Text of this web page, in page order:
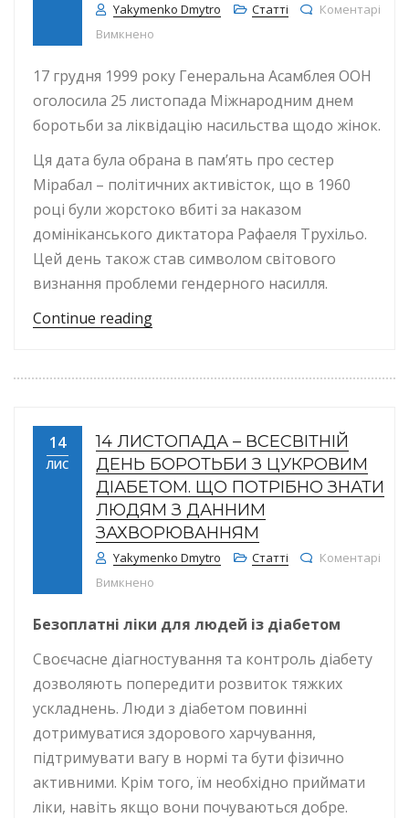
Yakymenko Dmytro Статті
Коментарі
Вимкнено
17 грудня 1999 року Генеральна Асамблея ООН
оголосила 25 листопада Міжнародним днем
боротьби за ліквідацію насильства щодо жінок.
Ця дата була обрана в пам’ять про сестер
Мірабал – політичних активісток, що в 1960
році були жорстоко вбиті за наказом
домініканського диктатора Рафаеля Трухільо.
Цей день також став символом світового
визнання проблеми гендерного насилля.
Continue reading“25 листопада – Міжнародний
14
ЛИС
14 ЛИСТОПАДА – ВСЕСВІТНІЙ
ДЕНЬ БОРОТЬБИ З ЦУКРОВИМ
ДІАБЕТОМ. ЩО ПОТРІБНО ЗНАТИ
ЛЮДЯМ З ДАННИМ
ЗАХВОРЮВАННЯМ
Yakymenko Dmytro Статті
Коментарі
Вимкнено
Безоплатні ліки для людей із діабетом
Своєчасне діагностування та контроль діабету
дозволяють попередити розвиток тяжких
ускладнень. Люди з діабетом повинні
дотримуватися здорового харчування,
підтримувати вагу в нормі та бути фізично
активними. Крім того, їм необхідно приймати
ліки, навіть якщо вони почуваються добре.